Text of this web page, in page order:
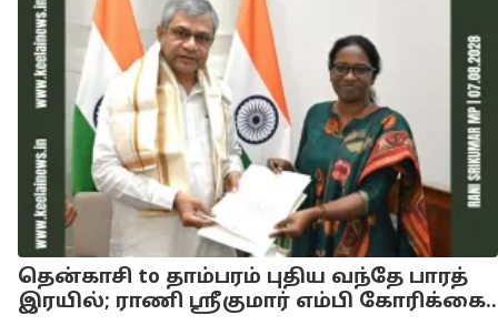
தென்காசி to தாம்பரம் புதிய வந்தே பாரத்
இரயில்; ராணி ஸ்ரீகுமார் எம்பி கோரிக்கை..